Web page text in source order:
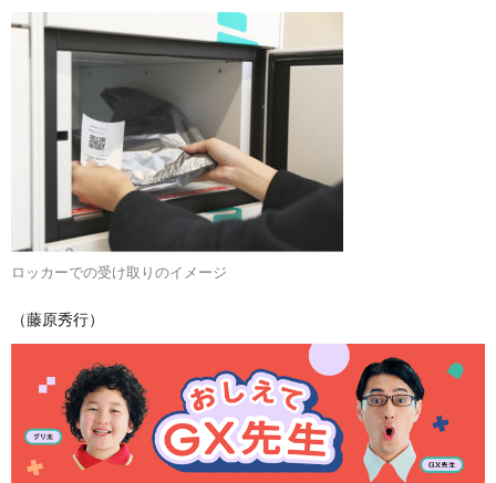
ロッカーでの受け取りのイメージ
（藤原秀行）